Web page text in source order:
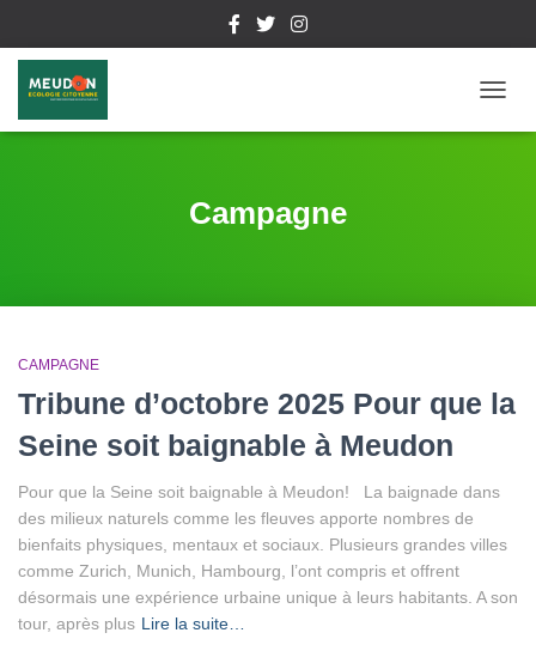
LA
Campagne
CAMPAGNE
Tribune d’octobre 2025 Pour que la
Seine soit baignable à Meudon
Pour que la Seine soit baignable à Meudon! La baignade dans
des milieux naturels comme les fleuves apporte nombres de
bienfaits physiques, mentaux et sociaux. Plusieurs grandes villes
comme Zurich, Munich, Hambourg, l’ont compris et offrent
désormais une expérience urbaine unique à leurs habitants. A son
tour, après plus Lire la suite…